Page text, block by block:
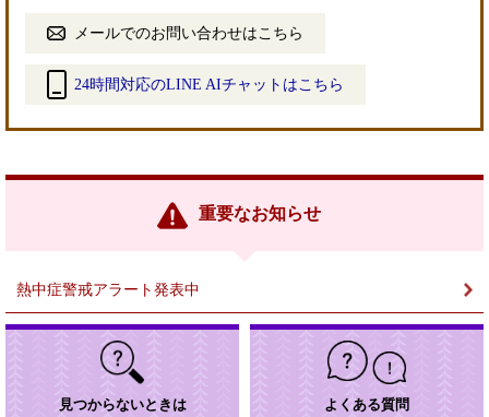
メールでのお問い合わせはこちら
24時間対応のLINE AIチャットはこちら
リ
重要なお知らせ
熱中症警戒アラート発表中
見つからないときは よくある質問